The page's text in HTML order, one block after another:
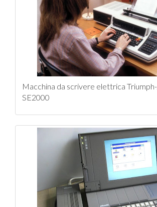
Macchina da scrivere elettrica
SE2000